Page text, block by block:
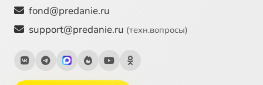
fond@predanie.ru
support@predanie.ru (техн.вопросы)